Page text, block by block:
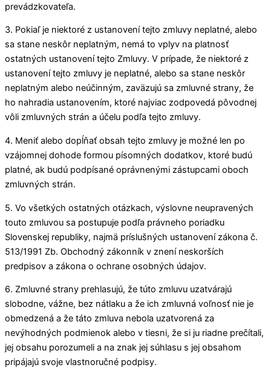
prevádzkovateľa.
3. Pokiaľ je niektoré z ustanovení tejto zmluvy neplatné, alebo
sa stane neskôr neplatným, nemá to vplyv na platnosť
ostatných ustanovení tejto Zmluvy. V prípade, že niektoré z
ustanovení tejto zmluvy je neplatné, alebo sa stane neskôr
neplatným alebo neúčinným, zaväzujú sa zmluvné strany, že
ho nahradia ustanovením, ktoré najviac zodpovedá pôvodnej
vôli zmluvných strán a účelu podľa tejto zmluvy.
4. Meniť alebo dopĺňať obsah tejto zmluvy je možné len po
vzájomnej dohode formou písomných dodatkov, ktoré budú
platné, ak budú podpísané oprávnenými zástupcami oboch
zmluvných strán.
5. Vo všetkých ostatných otázkach, výslovne neupravených
touto zmluvou sa postupuje podľa právneho poriadku
Slovenskej republiky, najmä príslušných ustanovení zákona č.
513/1991 Zb. Obchodný zákonník v znení neskorších
predpisov a zákona o ochrane osobných údajov.
6. Zmluvné strany prehlasujú, že túto zmluvu uzatvárajú
slobodne, vážne, bez nátlaku a že ich zmluvná voľnosť nie je
obmedzená a že táto zmluva nebola uzatvorená za
nevýhodných podmienok alebo v tiesni, že si ju riadne prečítali,
jej obsahu porozumeli a na znak jej súhlasu s jej obsahom
pripájajú svoje vlastnoručné podpisy.